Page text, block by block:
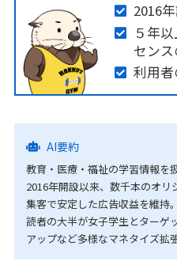
2016
５年
センス
利用
AI要約
教育・医療・福祉の学習情報を
2016年開設以来、数千本のオ
集客で安定した広告収益を維持。
読者の大半が女子学生とターゲ
アップなど多様なマネタイズ拡